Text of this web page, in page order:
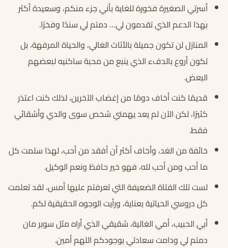
أسرتي الصغيرة فخورة للغاية بأني جزء منكم، وسعيدة أكثر
بهذا الدعم الذي تقدمون لي… دمتم لي سندًا وفخرًا.
المنازل لن تكون جميلة بالأثاث الغالي، والحياة المرفهة، بل
تكون أروع بالدفء الذي ينبع من محبة ساكنيه لبعضهم
البعض.
قديمًا كنت أخاف دومًا من إغضاب الآخرين، لذلك كنت اعتذر
كثيرًا، لكن الآن لم يعد يهمني شخص سوى والدي وأشقائي
فقط.
خائفة من الغد، وأخاف أكثر أن أفقد من أحب، لهذا سلمت كل
ما أحب ومن أحب لله، فهو خير حافظ ونعم الوكيل.
لست تلك الفتاة الضعيفة التي تعرفتم عليها أمس، لقد تعلمت
كل دروسي الحياتية بعناية، ورأيت الوجوه الحقيقية لكم.
أبي الحبيب، أمي الغالية، شقيقي الذي أراه مثل سوبر مان
دمتم لي ودامت سعادتي بوجودكم اللهم أمين.